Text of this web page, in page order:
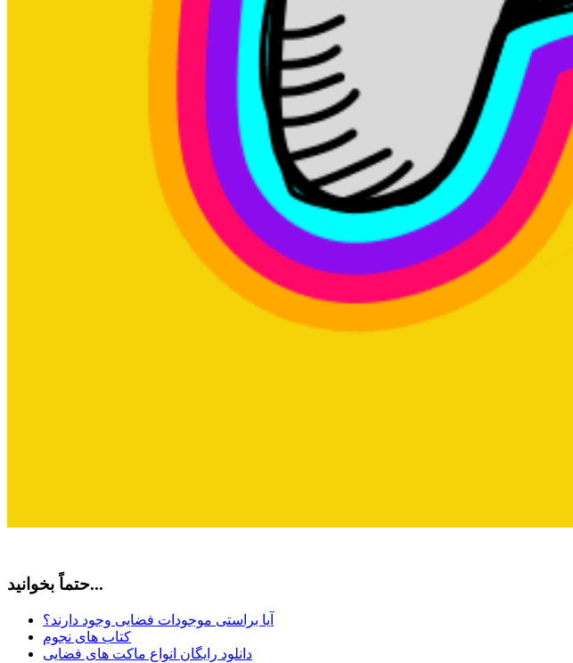
حتماً بخوانید...
آیا براستی موجودات فضایی وجود دارند؟
کتاب های نجوم
دانلود رایگان انواع ماکت های فضایی